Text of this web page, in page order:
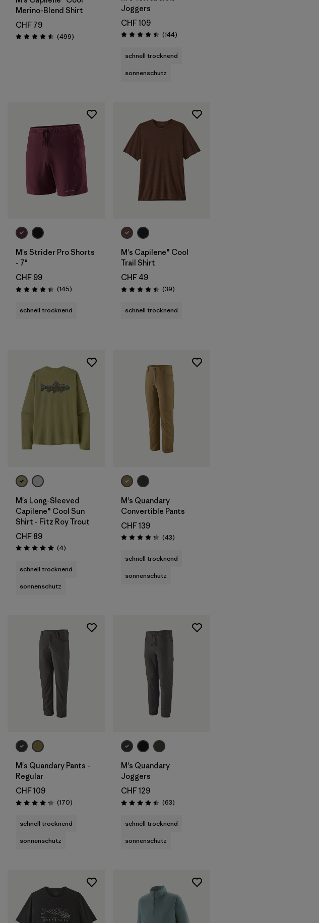
Merino-Blend Shirt
CHF 79
Bewertung: 4.5 / 5
(499Rezensionen
)
Joggers
CHF 109
Bewertung: 4.5 / 5
(144Rezensionen
)
schnell trocknend
sonnenschutz
M's Strider Pro Shorts
- 7"
CHF 99
Bewertung: 4.4 / 5
(145Rezensionen
)
schnell trocknend
M's Capilene® Cool
Trail Shirt
CHF 49
Bewertung: 4.4 / 5
(39Rezensionen
)
schnell trocknend
M's Long-Sleeved
Capilene® Cool Sun
Shirt - Fitz Roy Trout
CHF 89
Bewertung: 5.0 / 5
(4Rezensionen
)
schnell trocknend
sonnenschutz
M's Quandary
Convertible Pants
CHF 139
Bewertung: 4.2 / 5
(43Rezensionen
)
schnell trocknend
sonnenschutz
M's Quandary Pants -
Regular
CHF 109
Bewertung: 4.3 / 5
(170Rezensionen
)
schnell trocknend
sonnenschutz
M's Quandary
Joggers
CHF 129
Bewertung: 4.5 / 5
(63Rezensionen
)
schnell trocknend
sonnenschutz